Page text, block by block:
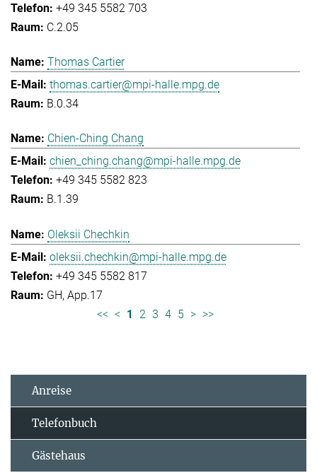
+49 345 5582 703
C.2.05
Thomas Cartier
thomas.cartier@mpi-halle.mpg.de
B.0.34
Chien-Ching Chang
chien_ching.chang@mpi-halle.mpg.de
+49 345 5582 823
B.1.39
Oleksii Chechkin
oleksii.chechkin@mpi-halle.mpg.de
+49 345 5582 817
GH, App.17
<< < 1 2 3 4 5 > >>
Anreise
Telefonbuch
Gästehaus